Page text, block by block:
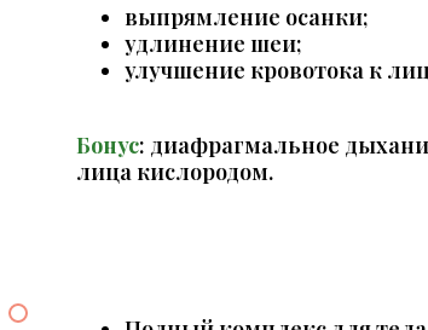
выпрямление осанки;
удлинение шеи;
улучшение кровотока к
Бонус: диафрагмальное
лица кислородом.